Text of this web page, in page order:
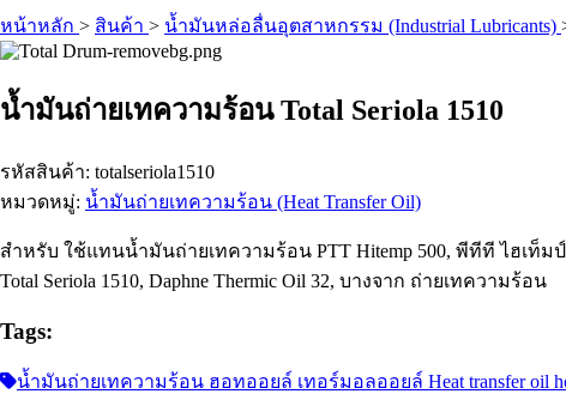
หน้าหลัก > สินค้า > น้ำมันหล่อลื่นอุตสาหกรรม (Industrial Lubricants)
น้ำมันถ่ายเทความร้อน Total Seriola 1510
รหัสสินค้า: totalseriola1510
หมวดหมู่: น้ำมันถ่ายเทความร้อน (Heat Transfer Oil)
สำหรับ ใช้แทนน้ำมันถ่ายเทความร้อน PTT Hitemp 500, พีทีที ไฮเท็มป์
Total Seriola 1510, Daphne Thermic Oil 32, บางจาก ถ่ายเทความร้อน
Tags:
น้ำมันถ่ายเทความร้อน ฮอทออยล์ เทอร์มอลออยล์ Heat transfer oil